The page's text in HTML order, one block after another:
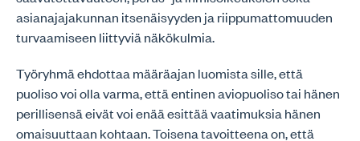
asianajajakunnan itsenäisyyden ja riippumattomuuden
turvaamiseen liittyviä näkökulmia.
Työryhmä ehdottaa määräajan luomista sille, että
puoliso voi olla varma, että entinen aviopuoliso tai hänen
perillisensä eivät voi enää esittää vaatimuksia hänen
omaisuuttaan kohtaan. Toisena tavoitteena on, että